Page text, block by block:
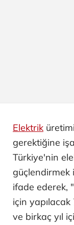
Elektrik
gerektiğine
Türkiye'nin
güçlendirmek
ifade ederek,
için
ve birkaç yıl